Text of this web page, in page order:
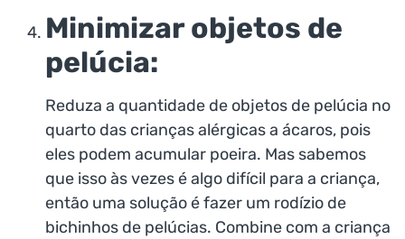
Minimizar objetos de
pelúcia:
Reduza a quantidade de objetos de pelúcia no
quarto das crianças alérgicas a ácaros, pois
eles podem acumular poeira. Mas sabemos
que isso às vezes é algo difícil para a criança,
então uma solução é fazer um rodízio de
bichinhos de pelúcias. Combine com a criança